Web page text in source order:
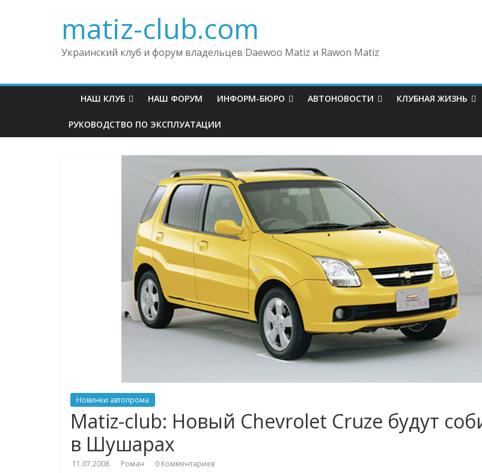
matiz-club.com
Украинский клуб и форум владельцев Daewoo Matiz и Rawon Matiz
НАШ КЛУБ НАШ ФОРУМ ИНФОРМ-БЮРО АВТОНОВОСТИ КЛУБНАЯ ЖИЗНЬ
РУКОВОДСТВО ПО ЭКСПЛУАТАЦИИ
Новинки автопрома
Matiz-club: Новый Chevrolet Cruze будут
в Шушарах
11.07.2008 Роман 0 Комментариев